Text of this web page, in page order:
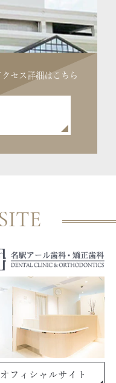
クセス詳細はこちら
オフィシャルサイト